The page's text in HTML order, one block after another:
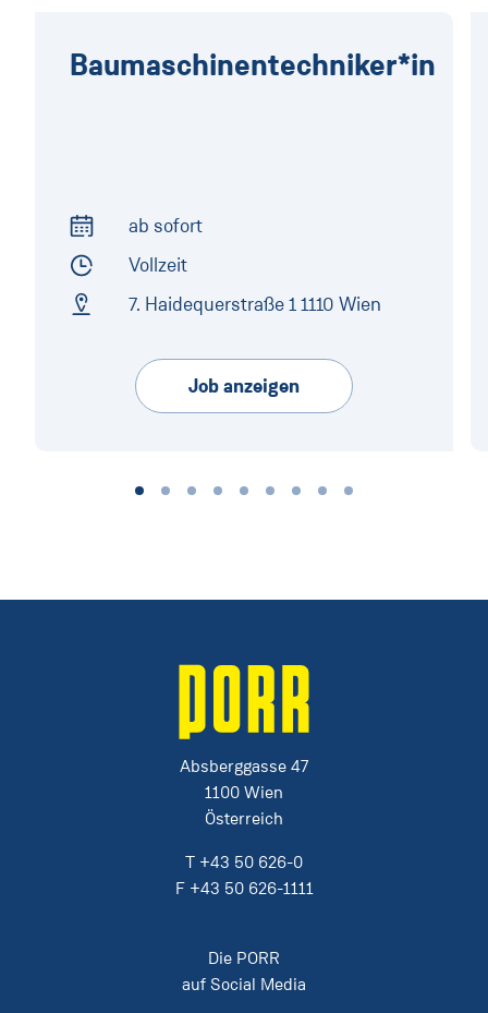
Baumaschinentechniker*in
Arbeitsbeginn
ab sofort
Arbeitszeit
Vollzeit
7. Hai­de­quer­stra­ße 1 1110 Wien
Job anzeigen
Absberggasse 47
1100 Wien
Österreich
T +43 50 626-0
F +43 50 626-1111
Die PORR
auf Social Media